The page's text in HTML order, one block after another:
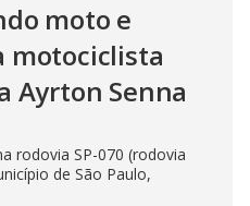
moto e
motociclista
Ayrton Senna
rodovia SP-070 (rodovia
de São Paulo,